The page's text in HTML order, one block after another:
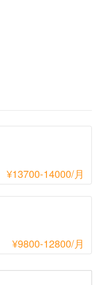
/月
13700-14000
¥
/月
9800-12800
¥